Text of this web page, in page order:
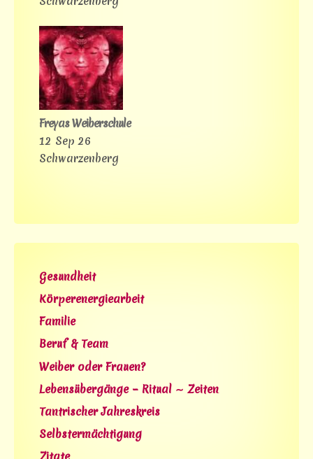
Freyas Weiberschule
12 Sep 26
Schwarzenberg
Gesundheit
Körperenergiearbeit
Familie
Beruf & Team
Weiber oder Frauen?
Lebensübergänge – Ritual ∼ Zeiten
Tantrischer Jahreskreis
Selbstermächtigung